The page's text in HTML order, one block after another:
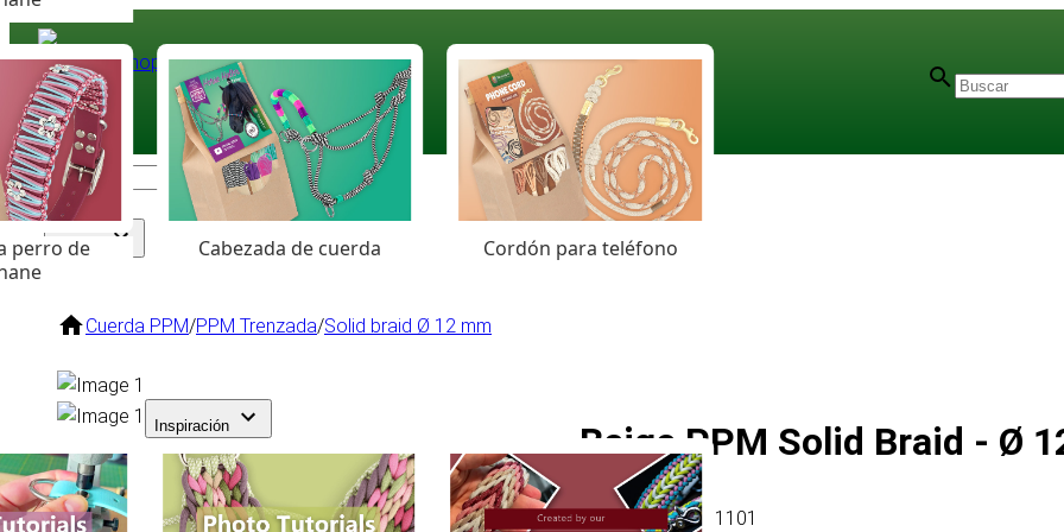
Paracord
Coloured Cord Paradise
Surtido
perro de
Cabezada de cuerda Cordón para teléfono
Inspiración
Cuerda PPM/PPM Trenzada/Solid braid Ø 12 mm
Beige PPM Solid Braid - Ø
Artículo # MT011101